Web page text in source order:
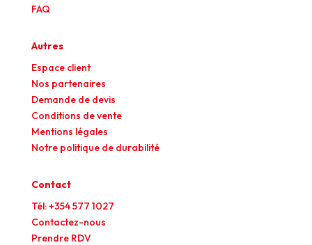
FAQ
Autres
Espace client
Nos partenaires
Demande de devis
Conditions de vente
Mentions légales
Notre politique de durabilité
Contact
Tél: +354 577 1027
Contactez-nous
Prendre RDV